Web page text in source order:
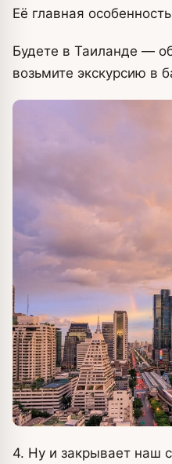
Её главная
Будете в Таиланде —
возьмите экскурсию в
4. Ну и закрывает наш